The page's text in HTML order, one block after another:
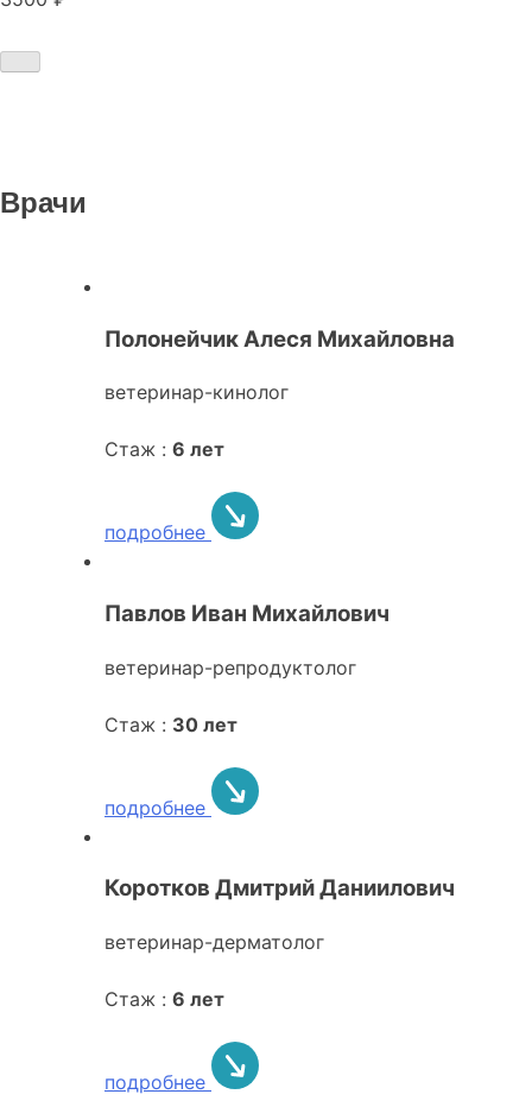
Врачи
Полонейчик Алеся Михайловна
ветеринар-кинолог
Стаж : 6 лет
подробнее
Павлов Иван Михайлович
ветеринар-репродуктолог
Стаж : 30 лет
подробнее
Коротков Дмитрий Даниилович
ветеринар-дерматолог
Стаж : 6 лет
подробнее